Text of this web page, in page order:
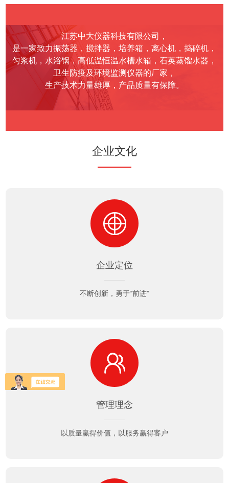
江苏中大仪器科技有限公司，
是一家致力振荡器，搅拌器，培养箱，离心机，捣碎机，
匀浆机，水浴锅，高低温恒温水槽水箱，石英蒸馏水器，
卫生防疫及环境监测仪器的厂家，
生产技术力量雄厚，产品质量有保障。
企业文化
企业定位
不断创新，勇于“前进”
管理理念
以质量赢得价值，以服务赢得客户